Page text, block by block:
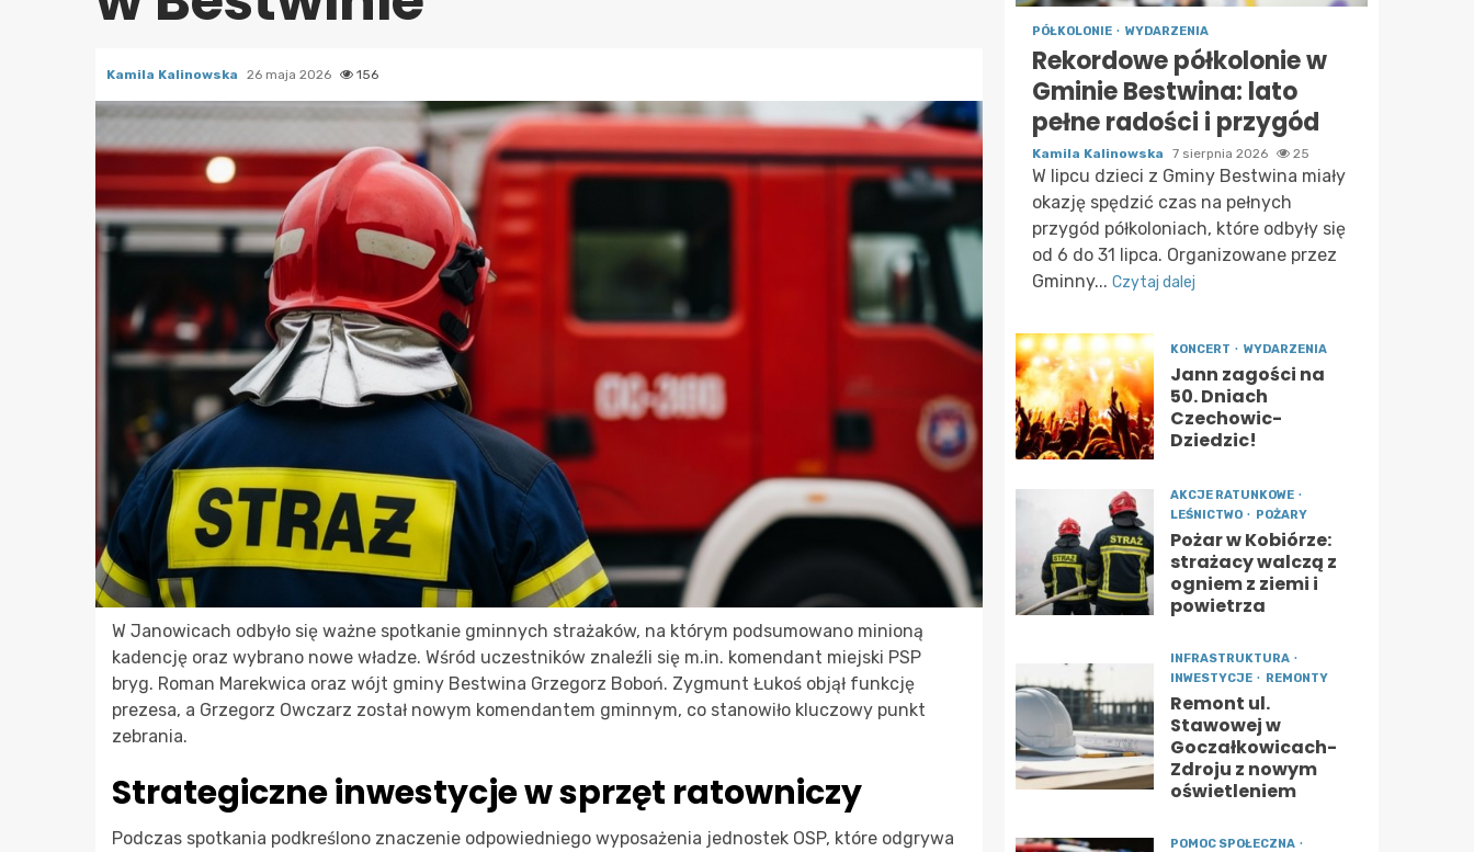
Kamila Kalinowska 26 maja 2026 156
W Janowicach odbyło się ważne spotkanie gminnych strażaków, na którym podsumowano minioną
kadencję oraz wybrano nowe władze. Wśród uczestników znaleźli się m.in. komendant miejski PSP
bryg. Roman Marekwica oraz wójt gminy Bestwina Grzegorz Boboń. Zygmunt Łukoś objął funkcję
prezesa, a Grzegorz Owczarz został nowym komendantem gminnym, co stanowiło kluczowy punkt
zebrania.
Strategiczne inwestycje w sprzęt ratowniczy
Podczas spotkania podkreślono znaczenie odpowiedniego wyposażenia jednostek OSP, które odgrywa
PÓŁKOLONIE WYDARZENIA
Rekordowe półkolonie w
Gminie Bestwina: lato
pełne radości i przygód
Kamila Kalinowska 7 sierpnia 2026 25
W lipcu dzieci z Gminy Bestwina miały
okazję spędzić czas na pełnych
przygód półkoloniach, które odbyły się
od 6 do 31 lipca. Organizowane przez
Gminny... Czytaj dalej
KONCERT WYDARZENIA
Jann zagości na
50. Dniach
Czechowic-
Dziedzic!
AKCJE RATUNKOWE
LEŚNICTWO
POŻARY
Pożar w Kobiórze:
strażacy walczą z
ogniem z ziemi i
powietrza
INFRASTRUKTURA
INWESTYCJE
REMONTY
Remont ul.
Stawowej w
Goczałkowicach-
Zdroju z nowym
oświetleniem
POMOC SPOŁECZNA